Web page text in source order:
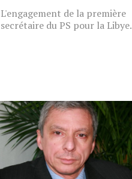
L'engagement de la première
secrétaire du PS pour la Libye.